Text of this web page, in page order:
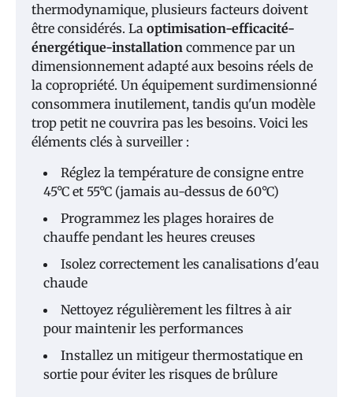
thermodynamique, plusieurs facteurs doivent
être considérés. La optimisation-efficacité-
énergétique-installation commence par un
dimensionnement adapté aux besoins réels de
la copropriété. Un équipement surdimensionné
consommera inutilement, tandis qu'un modèle
trop petit ne couvrira pas les besoins. Voici les
éléments clés à surveiller :
Réglez la température de consigne entre
45°C et 55°C (jamais au-dessus de 60°C)
Programmez les plages horaires de
chauffe pendant les heures creuses
Isolez correctement les canalisations d'eau
chaude
Nettoyez régulièrement les filtres à air
pour maintenir les performances
Installez un mitigeur thermostatique en
sortie pour éviter les risques de brûlure